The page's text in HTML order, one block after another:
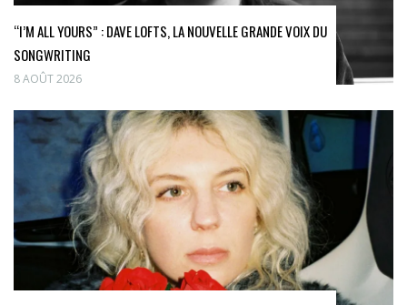
“I’M ALL YOURS” : DAVE LOFTS, LA NOUVELLE GRANDE VOIX DU
SONGWRITING
8 AOÛT 2026